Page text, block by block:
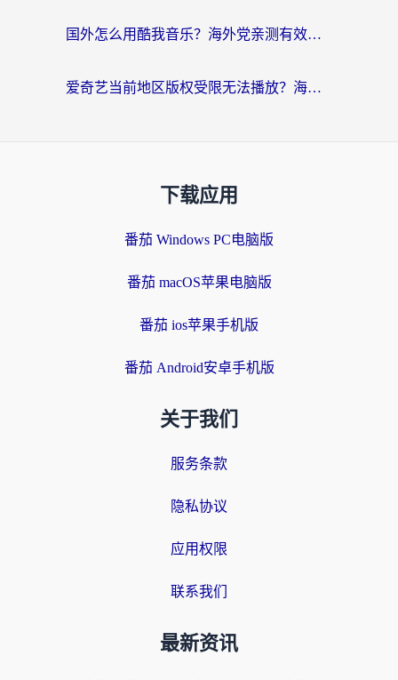
国外怎么用酷我音乐？海外党亲测有效的回国加速方案，附千千音乐中文歌收听指南
爱奇艺当前地区版权受限无法播放？海外党追剧看电影的终极解决方案来了
下载应用
番茄 Windows PC电脑版
番茄 macOS苹果电脑版
番茄 ios苹果手机版
番茄 Android安卓手机版
关于我们
服务条款
隐私协议
应用权限
联系我们
最新资讯